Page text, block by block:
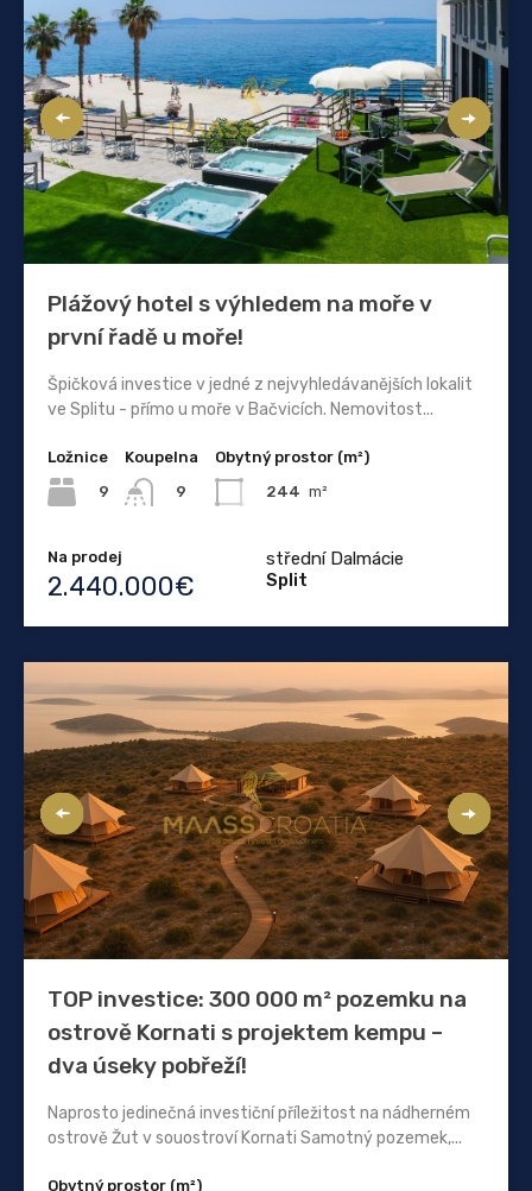
Plážový hotel s výhledem na moře v
první řadě u moře!
Špičková investice v jedné z nejvyhledávanějších lokalit
ve Splitu - přímo u moře v Bačvicích. Nemovitost...
Ložnice
9
Koupelna
9
Obytný prostor (m²)
244 m²
Na prodej
2.440.000€
střední Dalmácie
Split
TOP investice: 300 000 m² pozemku na
ostrově Kornati s projektem kempu –
dva úseky pobřeží!
Naprosto jedinečná investiční příležitost na nádherném
ostrově Žut v souostroví Kornati Samotný pozemek,...
Obytný prostor (m²)